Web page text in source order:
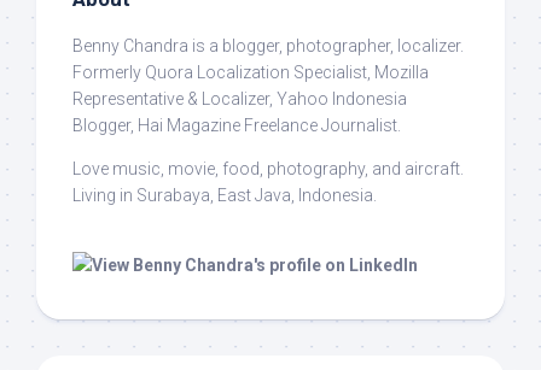
Benny Chandra is a blogger, photographer, localizer.
Formerly Quora Localization Specialist, Mozilla
Representative & Localizer, Yahoo Indonesia
Blogger, Hai Magazine Freelance Journalist.
Love music, movie, food, photography, and aircraft.
Living in Surabaya, East Java, Indonesia.